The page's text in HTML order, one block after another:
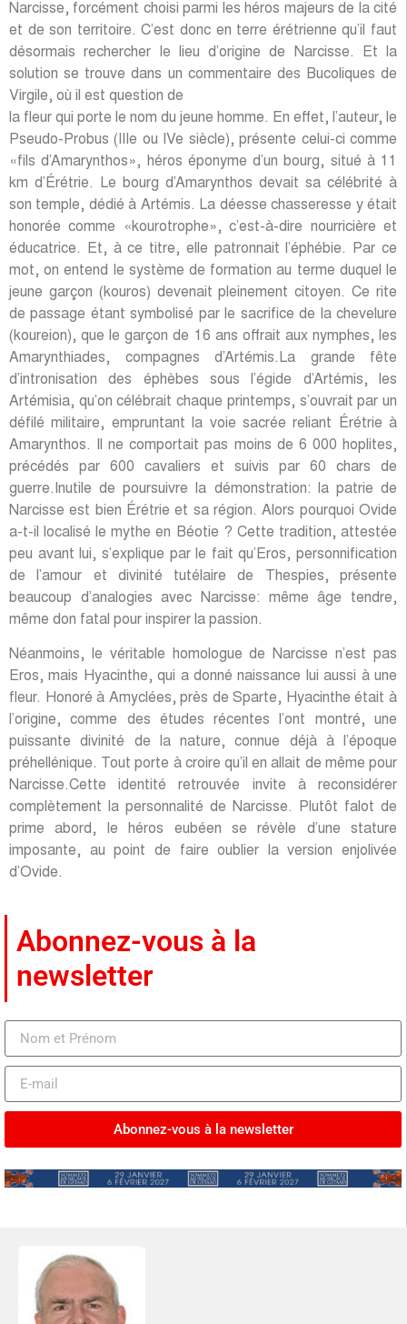
Narcisse, forcément choisi parmi les héros majeurs de la cité
et de son territoire. C’est donc en terre érétrienne qu’il faut
désormais rechercher le lieu d’origine de Narcisse. Et la
solution se trouve dans un commentaire des Bucoliques de
Virgile, où il est question de
la fleur qui porte le nom du jeune homme. En effet, l’auteur, le
Pseudo-Probus (IIIe ou IVe siècle), présente celui-ci comme
«fils d’Amarynthos», héros éponyme d’un bourg, situé à 11
km d’Érétrie. Le bourg d’Amarynthos devait sa célébrité à
son temple, dédié à Artémis. La déesse chasseresse y était
honorée comme «kourotrophe», c’est-à-dire nourricière et
éducatrice. Et, à ce titre, elle patronnait l’éphébie. Par ce
mot, on entend le système de formation au terme duquel le
jeune garçon (kouros) devenait pleinement citoyen. Ce rite
de passage étant symbolisé par le sacrifice de la chevelure
(koureion), que le garçon de 16 ans offrait aux nymphes, les
Amarynthiades, compagnes d’Artémis.La grande fête
d’intronisation des éphèbes sous l’égide d’Artémis, les
Artémisia, qu’on célébrait chaque printemps, s’ouvrait par un
défilé militaire, empruntant la voie sacrée reliant Érétrie à
Amarynthos. Il ne comportait pas moins de 6 000 hoplites,
précédés par 600 cavaliers et suivis par 60 chars de
guerre.Inutile de poursuivre la démonstration: la patrie de
Narcisse est bien Érétrie et sa région. Alors pourquoi Ovide
a-t-il localisé le mythe en Béotie ? Cette tradition, attestée
peu avant lui, s’explique par le fait qu’Eros, personnification
de l’amour et divinité tutélaire de Thespies, présente
beaucoup d’analogies avec Narcisse: même âge tendre,
même don fatal pour inspirer la passion.
Néanmoins, le véritable homologue de Narcisse n’est pas
Eros, mais Hyacinthe, qui a donné naissance lui aussi à une
fleur. Honoré à Amyclées, près de Sparte, Hyacinthe était à
l’origine, comme des études récentes l’ont montré, une
puissante divinité de la nature, connue déjà à l’époque
préhellénique. Tout porte à croire qu’il en allait de même pour
Narcisse.Cette identité retrouvée invite à reconsidérer
complètement la personnalité de Narcisse. Plutôt falot de
prime abord, le héros eubéen se révèle d’une stature
imposante, au point de faire oublier la version enjolivée
d’Ovide.
Abonnez-vous à la
newsletter
Abonnez-vous à la newsletter